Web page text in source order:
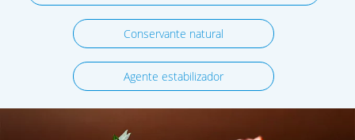
Conservante natural
Agente estabilizador